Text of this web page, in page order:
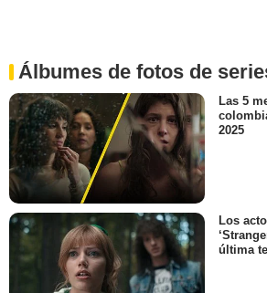
Álbumes de fotos de
Las 5
2025
Los
última